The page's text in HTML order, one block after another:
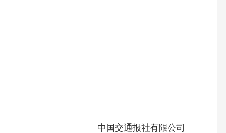
中国交通报社有限公司